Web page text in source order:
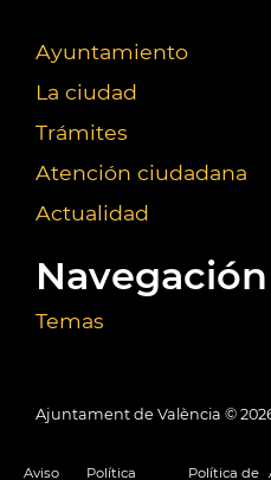
Ayuntamiento
La ciudad
Trámites
Atención ciudadana
Actualidad
Temas
Ajuntament de València ©
Aviso Política Política de